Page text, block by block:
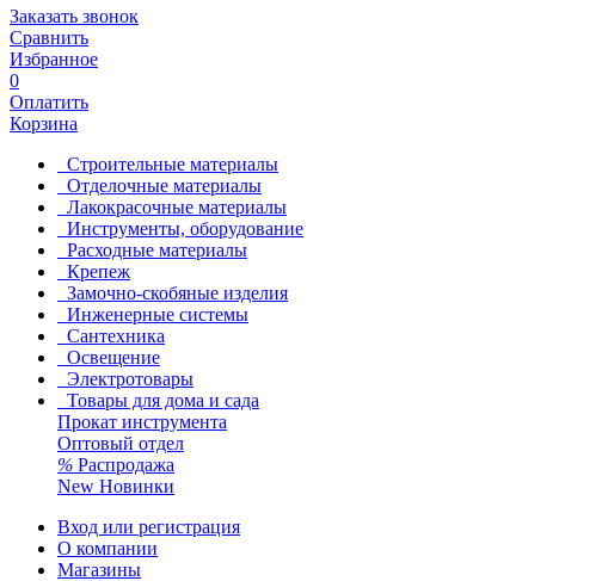
Заказать звонок
Сравнить
Избранное
0
Оплатить
Корзина
Строительные материалы
Отделочные материалы
Лакокрасочные материалы
Инструменты, оборудование
Расходные материалы
Крепеж
Замочно-скобяные изделия
Инженерные системы
Сантехника
Освещение
Электротовары
Товары для дома и сада
Прокат инструмента
Оптовый отдел
% Распродажа
New Новинки
Вход или регистрация
О компании
Магазины